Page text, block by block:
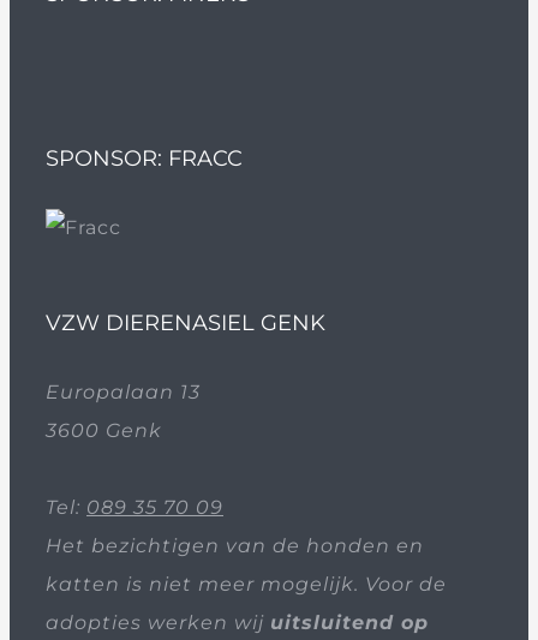
SPONSOR: FRACC
VZW DIERENASIEL GENK
Europalaan 13
3600 Genk
Tel: 089 35 70 09
Het bezichtigen van de honden en
katten is niet meer mogelijk. Voor de
adopties werken wij uitsluitend op